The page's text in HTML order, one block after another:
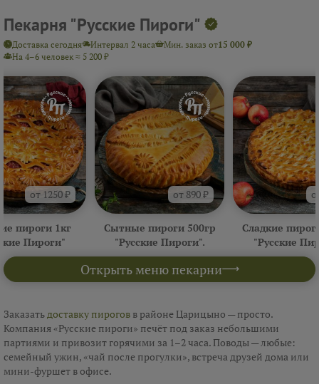
Пекарня "Русские Пироги"
Открыть меню пекарни
Доставка сегодня Интервал 2 часа Мин. заказ от15 000 ₽
На 4–6 человек ≈ 5 200 ₽
от 1250 ₽
пироги 1кг
Пироги"
от 890 ₽
Сытные пироги 500гр
"Русские Пироги".
Сладкие
"Русские
Заказатьдоставку пирогов в районе Царицыно — просто.
Компания «Русские пироги» печёт под заказ небольшими
партиями и привозит горячими за 1–2 часа. Поводы — любые:
семейный ужин, «чай после прогулки», встреча друзей дома или
мини-фуршет в офисе.